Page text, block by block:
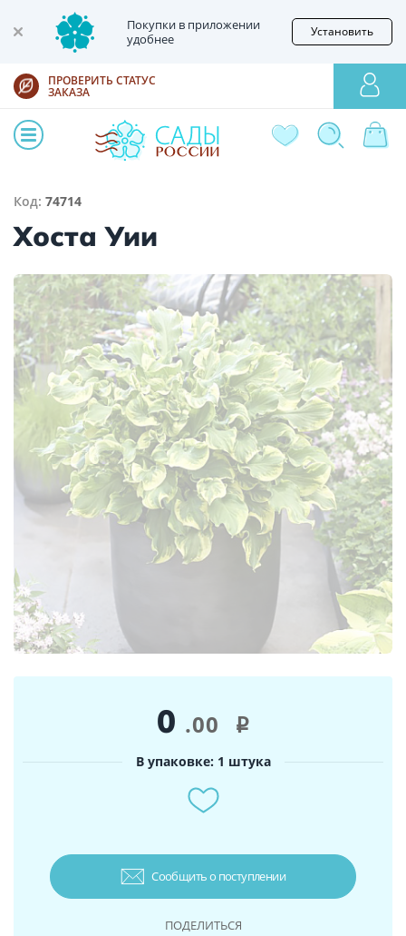
Покупки в приложении
удобнее
Установить
ПРОВЕРИТЬ СТАТУС
ЗАКАЗА
Код: 74714
Хоста Уии
0 .00 i
В упаковке: 1 штука
Сообщить о поступлении
ПОДЕЛИТЬСЯ